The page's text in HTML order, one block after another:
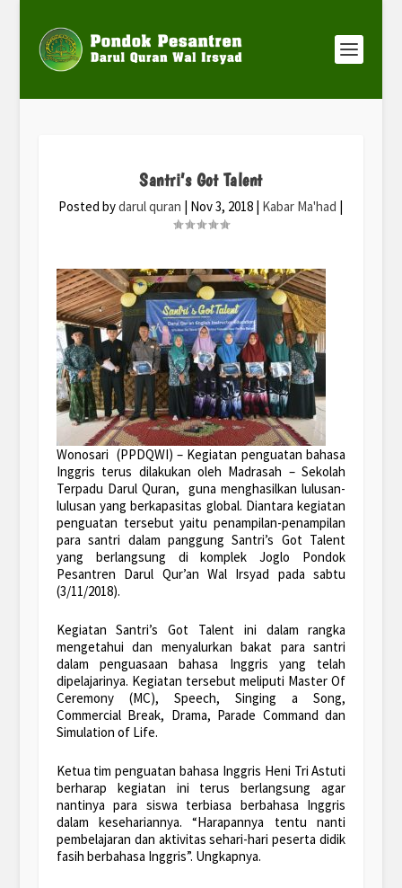
Santri’s Got Talent
Posted bydarul quran | Nov 3, 2018 | Kabar Ma'had |
Wonosari (PPDQWI) – Kegiatan penguatan bahasa
Inggris terus dilakukan oleh Madrasah – Sekolah
Terpadu Darul Quran, guna menghasilkan lulusan-
lulusan yang berkapasitas global. Diantara kegiatan
penguatan tersebut yaitu penampilan-penampilan
para santri dalam panggung Santri’s Got Talent
yang berlangsung di komplek Joglo Pondok
Pesantren Darul Qur’an Wal Irsyad pada sabtu
(3/11/2018).
Kegiatan Santri’s Got Talent ini dalam rangka
mengetahui dan menyalurkan bakat para santri
dalam penguasaan bahasa Inggris yang telah
dipelajarinya. Kegiatan tersebut meliputi Master Of
Ceremony (MC), Speech, Singing a Song,
Commercial Break, Drama, Parade Command dan
Simulation of Life.
Ketua tim penguatan bahasa Inggris Heni Tri Astuti
berharap kegiatan ini terus berlangsung agar
nantinya para siswa terbiasa berbahasa Inggris
dalam kesehariannya. “Harapannya tentu nanti
pembelajaran dan aktivitas sehari-hari peserta didik
fasih berbahasa Inggris”. Ungkapnya.